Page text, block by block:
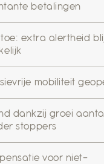
betalingen
extra alertheid
mobiliteit
dankzij groei
stoppers
voor niet-